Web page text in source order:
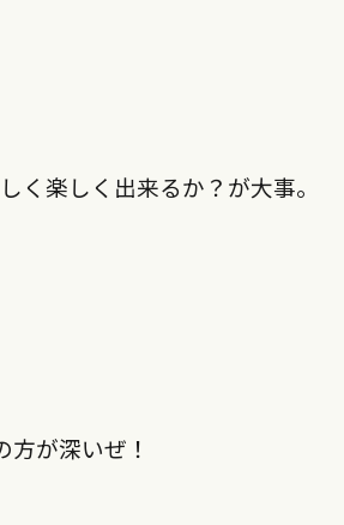
く楽しく出来るか？が大事。
が深いぜ！